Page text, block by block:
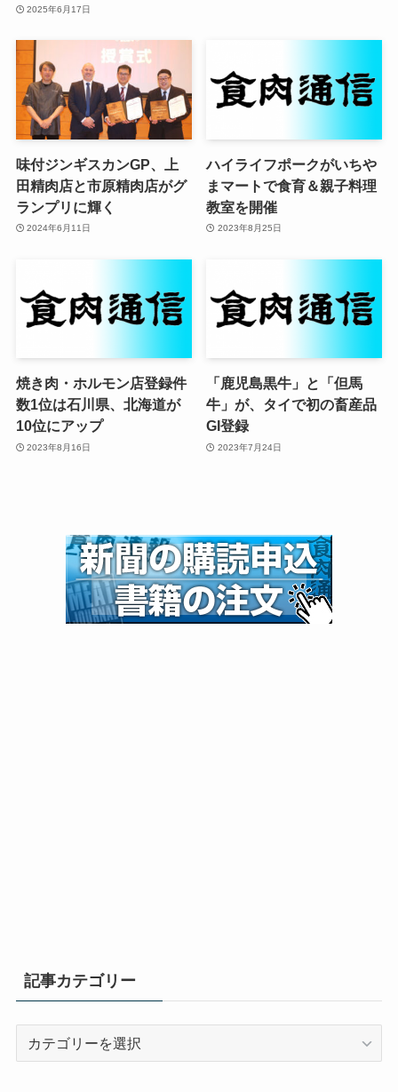
2025年6月17日
味付ジンギスカンGP、上
田精肉店と市原精肉店がグ
ランプリに輝く
2024年6月11日
ハイライフポークがいちや
まマートで食育＆親子料理
教室を開催
2023年8月25日
焼き肉・ホルモン店登録件
数1位は石川県、北海道が
10位にアップ
2023年8月16日
「鹿児島黒牛」と「但馬
牛」が、タイで初の畜産品
GI登録
2023年7月24日
記事カテゴリー